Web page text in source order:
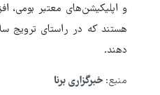
و اپلیکیشن‌های معتبر
هستند که در راستای ترویج
دهند.
منبع: خبرگزاری برنا